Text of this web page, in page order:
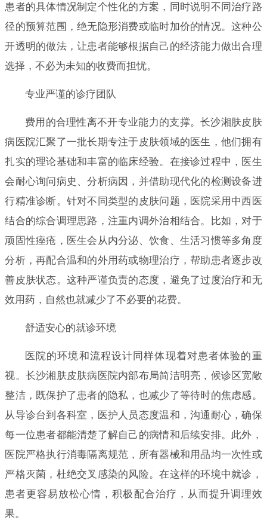
患者的具体情况制定个性化的方案，同时说明不同治疗路
径的预算范围，绝无隐形消费或临时加价的情况。这种公
开透明的做法，让患者能够根据自己的经济能力做出合理
选择，不必为未知的收费而担忧。
专业严谨的诊疗团队
费用的合理性离不开专业能力的支撑。长沙湘肤皮肤
病医院汇聚了一批长期专注于皮肤领域的医生，他们拥有
扎实的理论基础和丰富的临床经验。在接诊过程中，医生
会耐心询问病史、分析病因，并借助现代化的检测设备进
行精准诊断。针对不同类型的皮肤问题，医院采用中西医
结合的综合调理思路，注重内调外治相结合。比如，对于
顽固性痤疮，医生会从内分泌、饮食、生活习惯等多角度
分析，再配合温和的外用药或物理治疗，帮助患者逐步改
善皮肤状态。这种严谨负责的态度，避免了过度治疗和无
效用药，自然也就减少了不必要的花费。
舒适安心的就诊环境
医院的环境和流程设计同样体现着对患者体验的重
视。长沙湘肤皮肤病医院内部布局简洁明亮，候诊区宽敞
整洁，既保护了患者的隐私，也减少了等待时的焦虑感。
从导诊台到各科室，医护人员态度温和，沟通耐心，确保
每一位患者都能清楚了解自己的病情和后续安排。此外，
医院严格执行消毒隔离规范，所有器械和用品均一次性或
严格灭菌，杜绝交叉感染的风险。在这样的环境中就诊，
患者更容易放松心情，积极配合治疗，从而提升调理效
果。